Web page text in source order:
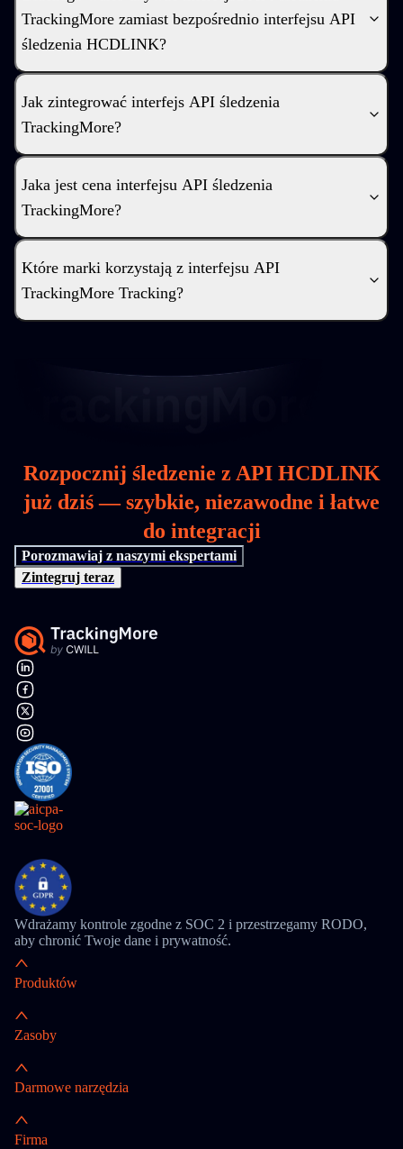
TrackingMore zamiast bezpośrednio interfejsu API
śledzenia HCDLINK?
Jak zintegrować interfejs API śledzenia
TrackingMore?
Jaka jest cena interfejsu API śledzenia
TrackingMore?
Które marki korzystają z interfejsu API
TrackingMore Tracking?
Rozpocznij śledzenie z API HCDLINK
już dziś — szybkie, niezawodne i łatwe
do integracji
Porozmawiaj z naszymi ekspertami
Zintegruj teraz
Wdrażamy kontrole zgodne z SOC 2 i przestrzegamy RODO,
aby chronić Twoje dane i prywatność.
Produktów
Zasoby
Darmowe narzędzia
Firma